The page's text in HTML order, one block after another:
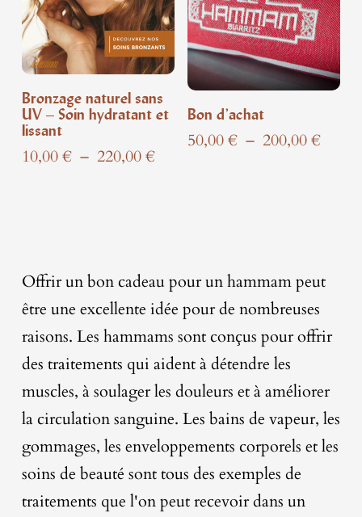
Bronzage naturel sans
UV – Soin hydratant et
lissant
10,00€ – 220,00€Plage
Bon d’achat
50,00€ – 200,00€Plage
Offrir un bon cadeau pour un hammam peut
être une excellente idée pour de nombreuses
raisons. Les hammams sont conçus pour offrir
des traitements qui aident à détendre les
muscles, à soulager les douleurs et à améliorer
la circulation sanguine. Les bains de vapeur, les
gommages, les enveloppements corporels et les
soins de beauté sont tous des exemples de
traitements que l'on peut recevoir dans un